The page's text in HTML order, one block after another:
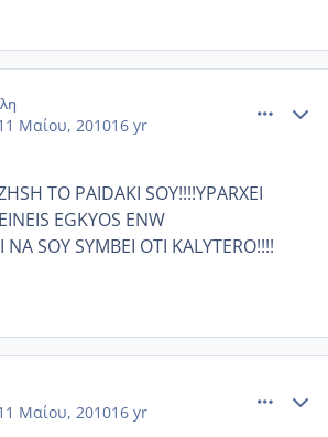
Μαίου, 201016 yr
TO PAIDAKI SOY!!!!YPARXEI
EGKYOS ENW
NA SOY SYMBEI OTI KALYTERO!!!!
Μαίου, 201016 yr